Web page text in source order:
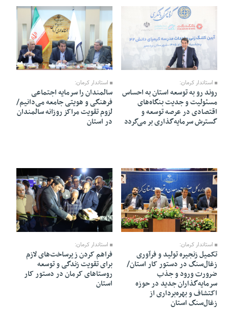
استاندار کرمان:
روند رو به توسعه‌ استان به احساس
مسئولیت و جدیت بنگاه‌های
اقتصادی در عرصه توسعه و
گسترش سرمایه‌گذاری بر می‌گردد
13 Khordad 1405 - 21:57
استاندار کرمان:
سالمندان را سرمایه اجتماعی
فرهنگی و هویتی جامعه می‌دانیم/
لزوم تقویت مراکز روزانه سالمندان
در استان
13 Khordad 1405 - 19:30
استاندار کرمان:
تکمیل زنجیره تولید و فرآوری
زغال‌سنگ در دستور کار استان/
ضرورت ورود و جذب
سرمایه‌گذاران جدید در حوزه
اکتشاف و بهره‌برداری از
زغال‌سنگ استان
13 Khordad 1405 - 10:03
استاندار کرمان:
فراهم کردن زیرساخت‌های لازم
برای تقویت زندگی و توسعه
روستاهای کرمان در دستور کار
استان